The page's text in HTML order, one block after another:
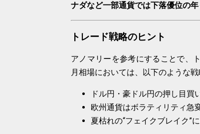
ナダなど一部通貨では下落優位の
トレード戦略のヒント
アノマリーを参考にすることで、
月相場においては、以下のような戦
ドル円・豪ドル円の押し目買
欧州通貨はボラティリティ急
夏枯れの“フェイクブレイク”